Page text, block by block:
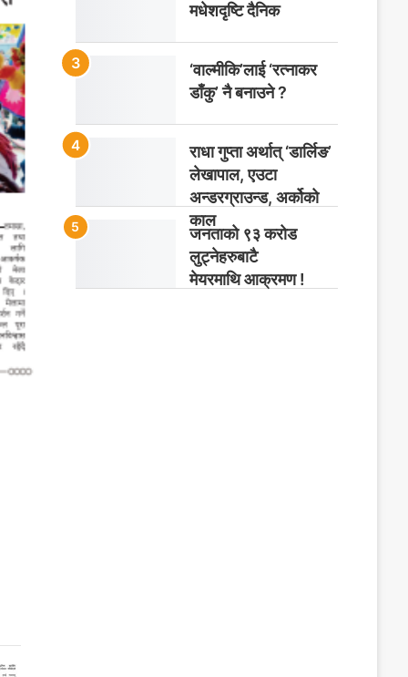
मधेशदृष्टि दैनिक
‘वाल्मीकि’लाई ‘रत्नाकर
डाँकु’ नै बनाउने ?
राधा गुप्ता अर्थात् ‘डार्लिङ’
लेखापाल, एउटा
अन्डरग्राउन्ड, अर्कोको
काल
जनताको ९३ करोड
लुट्नेहरुबाटै
मेयरमाथि आक्रमण !